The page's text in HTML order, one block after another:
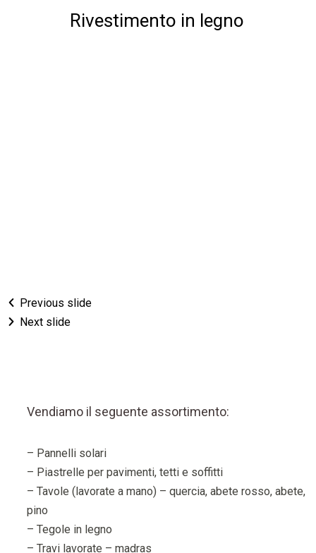
Rivestimento in legno
Previous slide
Next slide
Vendiamo il seguente assortimento:
– Pannelli solari
– Piastrelle per pavimenti, tetti e soffitti
– Tavole (lavorate a mano) – quercia, abete rosso, abete,
pino
– Tegole in legno
– Travi lavorate – madras